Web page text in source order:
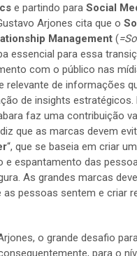
e partindo para Social
Arjones cita que o
Management (
essencial para essa
com o público nas
relevante de informações
de insights estratégicos.
faz uma contribuição
que as marcas devem
“, que se baseia em criar um
e espantamento das
As grandes marcas
as pessoas sentem e criar
o grande desafio
para o